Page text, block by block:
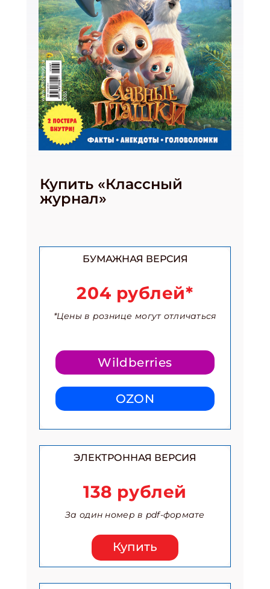
Купить «Классный
журнал»
БУМАЖНАЯ ВЕРСИЯ
204 рублей*
*Цены в рознице могут отличаться
Wildberries
OZON
ЭЛЕКТРОННАЯ ВЕРСИЯ
138 рублей
За один номер в pdf-формате
Купить